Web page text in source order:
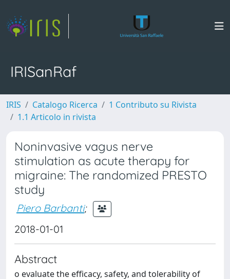
IRISanRaf
IRIS Catalogo Ricerca
1 Contributo su Rivista
1.1 Articolo in rivista
Noninvasive vagus nerve
stimulation as acute therapy for
migraine: The randomized PRESTO
study
Piero Barbanti;
2018-01-01
Abstract
o evaluate the efficacy, safety, and tolerability of